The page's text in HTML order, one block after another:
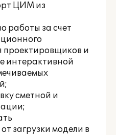
ЦИМ из
работы за счет
проектировщиков и
интерактивной
сметной и
загрузки модели в